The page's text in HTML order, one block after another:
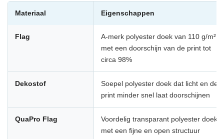
Materiaal Eigenschappen
Flag
A-merk polyester doek van 110 g/m²
met een doorschijn van de print tot
circa 98%
Dekostof
Soepel polyester doek dat licht en de
print minder snel laat doorschijnen
QuaPro Flag
Voordelig transparant polyester doek
met een fijne en open structuur